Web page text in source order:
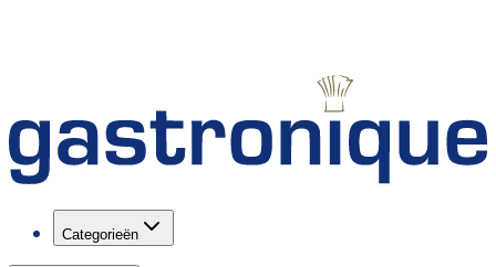
Categorieën